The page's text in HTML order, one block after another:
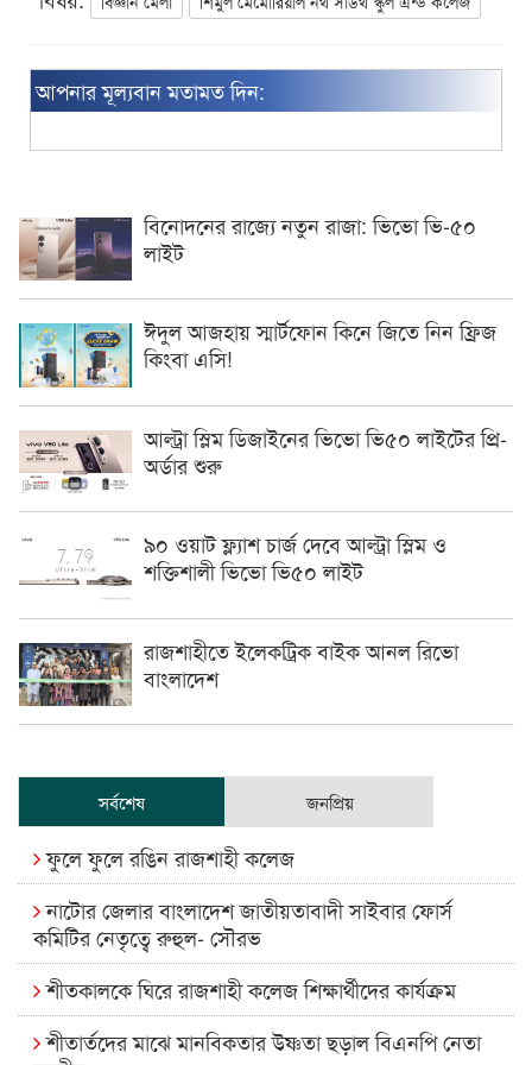
আপনার মূল্যবান মতামত দিন:
বিনোদনের রাজ্যে নতুন রাজা: ভিভো ভি-৫০
লাইট
ঈদুল আজহায় স্মার্টফোন কিনে জিতে নিন ফ্রিজ
কিংবা এসি!
আল্ট্রা স্লিম ডিজাইনের ভিভো ভি৫০ লাইটের প্রি-
অর্ডার শুরু
৯০ ওয়াট ফ্ল্যাশ চার্জ দেবে আল্ট্রা স্লিম ও
শক্তিশালী ভিভো ভি৫০ লাইট
রাজশাহীতে ইলেকট্রিক বাইক আনল রিভো
বাংলাদেশ
সর্বশেষ জনপ্রিয়
ফুলে ফুলে রঙিন রাজশাহী কলেজ
নাটোর জেলার বাংলাদেশ জাতীয়তাবাদী সাইবার ফোর্স
কমিটির নেতৃত্বে রুহুল- সৌরভ
শীতকালকে ঘিরে রাজশাহী কলেজ শিক্ষার্থীদের কার্যক্রম
শীতার্তদের মাঝে মানবিকতার উষ্ণতা ছড়াল বিএনপি নেতা